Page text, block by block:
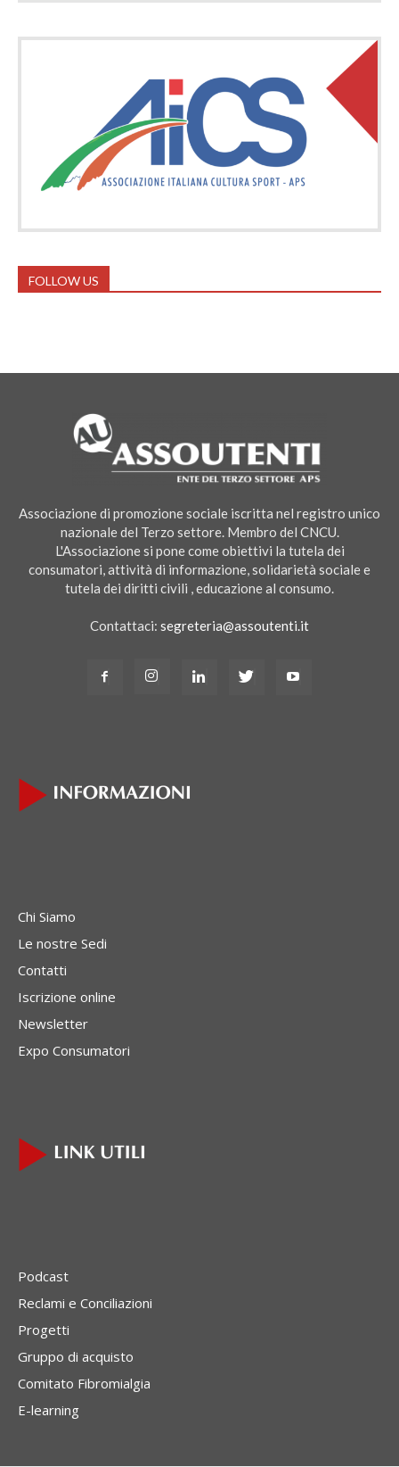
FOLLOW US
Associazione di promozione sociale iscritta nel registro unico
nazionale del Terzo settore. Membro del CNCU.
L'Associazione si pone come obiettivi la tutela dei
consumatori, attività di informazione, solidarietà sociale e
tutela dei diritti civili , educazione al consumo.
Contattaci: segreteria@assoutenti.it
Chi Siamo
Le nostre Sedi
Contatti
Iscrizione online
Newsletter
Expo Consumatori
Podcast
Reclami e Conciliazioni
Progetti
Gruppo di acquisto
Comitato Fibromialgia
E-learning